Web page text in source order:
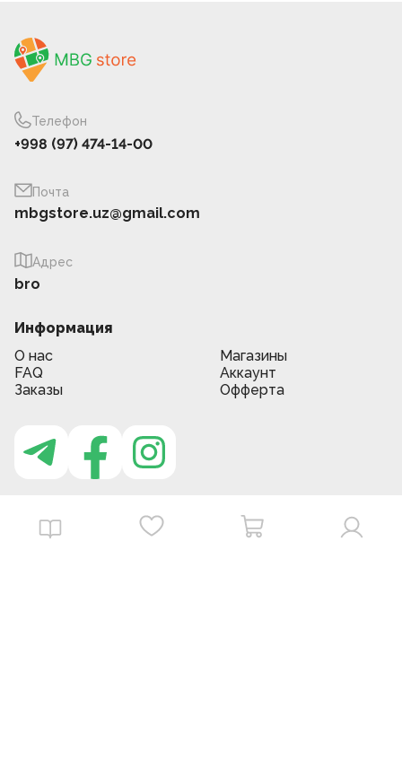
Телефон
+998 (97) 474-14-00
Почта
mbgstore.uz@gmail.com
Адрес
bro
Информация
О нас
Магазины
FAQ
Аккаунт
Заказы
Офферта
Приложение MBG store